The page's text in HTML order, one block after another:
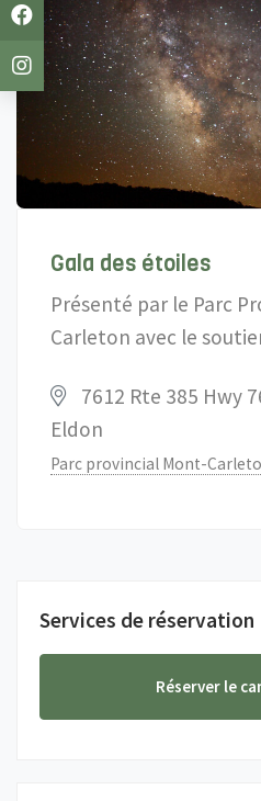
Gala des étoiles
Présenté par le Parc
Carleton avec le
7612 Rte 385 Hwy
Eldon
Parc provincial Mont-
Services de réservation
Réserver le